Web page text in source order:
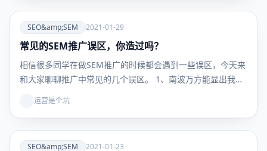
爱
SEO&amp;SEM
SEO&amp;SEM 2021-01-29
常见的SEM推广误区，你造过吗？
相信很多同学在做SEM推广的时候都会遇到一些误区，今天来
和大家聊聊推广中常见的几个误区。 1、南波万方能显出我…
运营是个坑
爱
SEO&amp;SEM 2021-01-23